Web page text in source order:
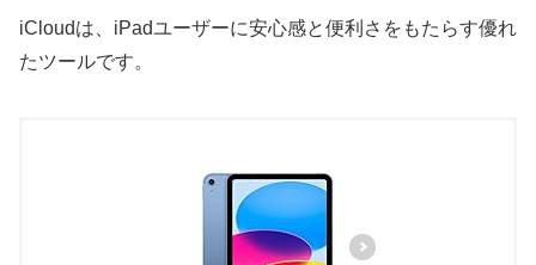
iCloudは、iPadユーザーに安心感と便利さをもたらす優れ
たツールです。